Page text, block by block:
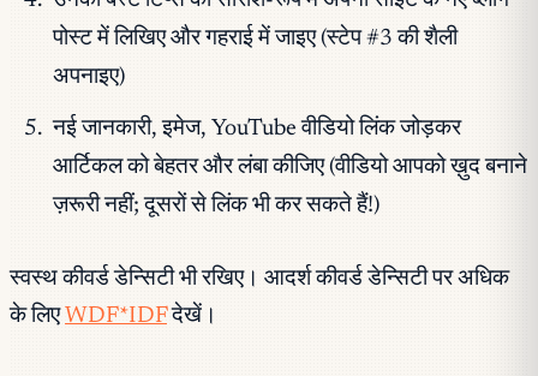
पोस्ट में लिखिए और गहराई में जाइए (स्टेप #3 की शैली
अपनाइए)
नई जानकारी, इमेज, YouTube वीडियो लिंक जोड़कर
आर्टिकल को बेहतर और लंबा कीजिए (वीडियो आपको ख़ुद बनाने
ज़रूरी नहीं; दूसरों से लिंक भी कर सकते हैं!)
स्वस्थ कीवर्ड डेन्सिटी भी रखिए। आदर्श कीवर्ड डेन्सिटी पर अधिक
के लिए WDF*IDFदेखें।